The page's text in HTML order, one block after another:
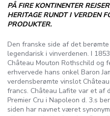
PÅ FIRE KONTINENTER
HERITAGE RUNDT I VERDEN
PRODUKTER.
Den franske side af det
legendarisk i vinverdenen. I
Château Mouton Rothschild og
erhvervede hans onkel Baron
verdensberømte vinslot
francs. Château Lafite var et af
Premier Cru i Napoleon d. 3.s
siden har navnet været